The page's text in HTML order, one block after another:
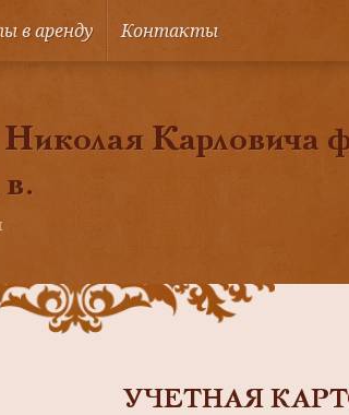
в аренду Контакты
Карловича
УЧЕТНАЯ